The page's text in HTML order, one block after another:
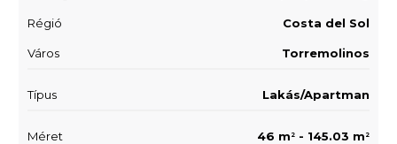
Régió Costa del Sol
Város Torremolinos
Típus Lakás/Apartman
Méret 46 m 2 - 145.03 m 2